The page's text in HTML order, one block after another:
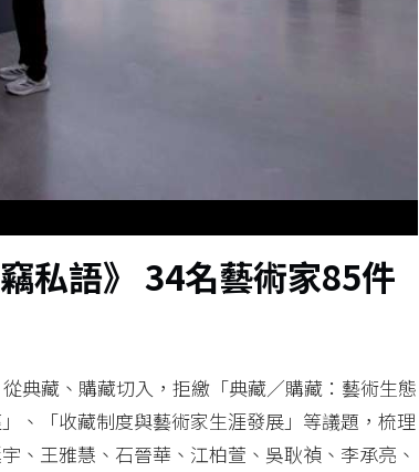
私語》 34名藝術家85件
典藏、購藏切入，拒繳「典藏／購藏：藝術生態
、「收藏制度與藝術家生涯發展」等議題，梳理
、王雅慧、石晉華、江柏萱、吳耿禎、李承亮、